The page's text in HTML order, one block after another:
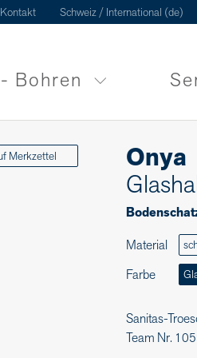
Kontakt Schweiz / International (de)
Bohren
Merkzettel
Onya
Material
Farbe
Sanitas-
Team Nr.